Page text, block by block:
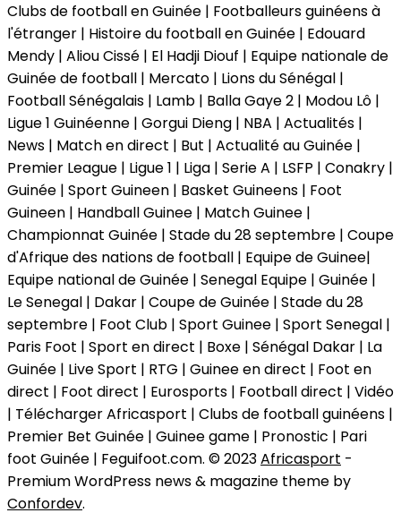
Clubs de football en Guinée | Footballeurs guinéens à
l'étranger | Histoire du football en Guinée | Edouard
Mendy | Aliou Cissé | El Hadji Diouf | Equipe nationale de
Guinée de football | Mercato | Lions du Sénégal |
Football Sénégalais | Lamb | Balla Gaye 2 | Modou Lô |
Ligue 1 Guinéenne | Gorgui Dieng | NBA | Actualités |
News | Match en direct | But | Actualité au Guinée |
Premier League | Ligue 1 | Liga | Serie A | LSFP | Conakry |
Guinée | Sport Guineen | Basket Guineens | Foot
Guineen | Handball Guinee | Match Guinee |
Championnat Guinée | Stade du 28 septembre | Coupe
d'Afrique des nations de football | Equipe de Guinee|
Equipe national de Guinée | Senegal Equipe | Guinée |
Le Senegal | Dakar | Coupe de Guinée | Stade du 28
septembre | Foot Club | Sport Guinee | Sport Senegal |
Paris Foot | Sport en direct | Boxe | Sénégal Dakar | La
Guinée | Live Sport | RTG | Guinee en direct | Foot en
direct | Foot direct | Eurosports | Football direct | Vidéo
| Télécharger Africasport | Clubs de football guinéens |
Premier Bet Guinée | Guinee game | Pronostic | Pari
foot Guinée | Feguifoot.com. © 2023Africasport -
Premium WordPress news & magazine theme by
Confordev.